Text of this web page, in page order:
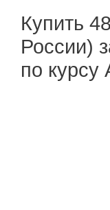
Купить
России)
по курсу